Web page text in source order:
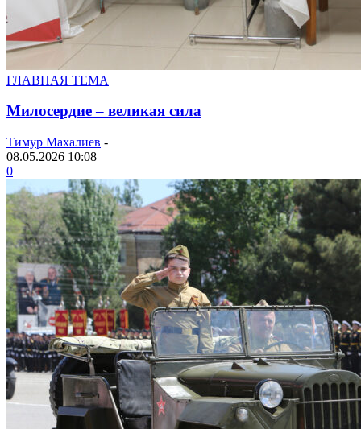
ГЛАВНАЯ ТЕМА
Милосердие – великая сила
Тимур Махалиев -
08.05.2026 10:08
0